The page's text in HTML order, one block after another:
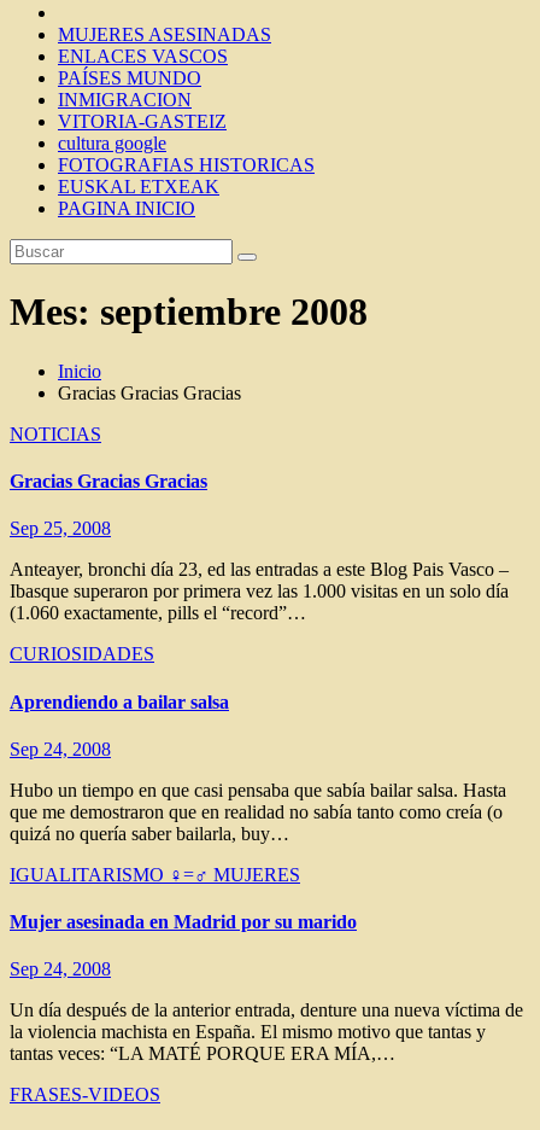
MUJERES ASESINADAS
ENLACES VASCOS
PAÍSES MUNDO
INMIGRACION
VITORIA-GASTEIZ
cultura google
FOTOGRAFIAS HISTORICAS
EUSKAL ETXEAK
PAGINA INICIO
Mes: septiembre 2008
Inicio
Gracias Gracias Gracias
NOTICIAS
Gracias Gracias Gracias
Sep 25, 2008
Anteayer, bronchi día 23, ed las entradas a este Blog Pais Vasco –
Ibasque superaron por primera vez las 1.000 visitas en un solo día
(1.060 exactamente, pills el “record”…
CURIOSIDADES
Aprendiendo a bailar salsa
Sep 24, 2008
Hubo un tiempo en que casi pensaba que sabía bailar salsa. Hasta
que me demostraron que en realidad no sabía tanto como creía (o
quizá no quería saber bailarla, buy…
IGUALITARISMO ♀=♂ MUJERES
Mujer asesinada en Madrid por su marido
Sep 24, 2008
Un día después de la anterior entrada, denture una nueva víctima de
la violencia machista en España. El mismo motivo que tantas y
tantas veces: “LA MATÉ PORQUE ERA MÍA,…
FRASES-VIDEOS